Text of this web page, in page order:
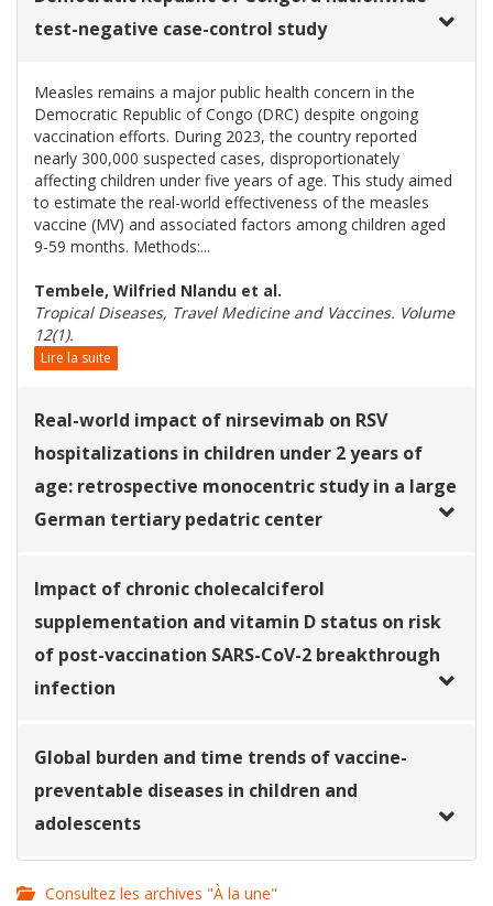
test-negative case-control study
Measles remains a major public health concern in the
Democratic Republic of Congo (DRC) despite ongoing
vaccination efforts. During 2023, the country reported
nearly 300,000 suspected cases, disproportionately
affecting children under five years of age. This study aimed
to estimate the real-world effectiveness of the measles
vaccine (MV) and associated factors among children aged
9-59 months. Methods:...
Tembele, Wilfried Nlandu et al.
Tropical Diseases, Travel Medicine and Vaccines. Volume
12(1).
Lire la suite
Real-world impact of nirsevimab on RSV
hospitalizations in children under 2 years of
age: retrospective monocentric study in a large
German tertiary pedatric center
Impact of chronic cholecalciferol
supplementation and vitamin D status on risk
of post-vaccination SARS-CoV-2 breakthrough
infection
Global burden and time trends of vaccine-
preventable diseases in children and
adolescents
Consultez les archives "À la une"